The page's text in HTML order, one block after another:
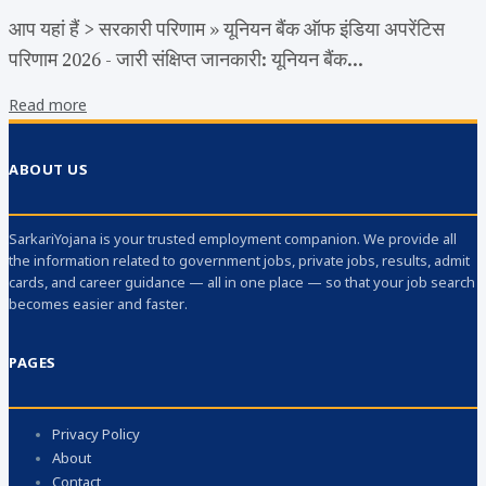
आप यहां हैं > सरकारी परिणाम » यूनियन बैंक ऑफ इंडिया अपरेंटिस
परिणाम 2026 - जारी संक्षिप्त जानकारी: यूनियन बैंक...
Read more
ABOUT US
SarkariYojana is your trusted employment companion. We provide all
the information related to government jobs, private jobs, results, admit
cards, and career guidance — all in one place — so that your job search
becomes easier and faster.
PAGES
Privacy Policy
About